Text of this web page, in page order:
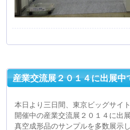
本日より三日間、東京ビッグサイト
真空成形品のサンプルを多数展示し
ブースナンバーは機ー115です。